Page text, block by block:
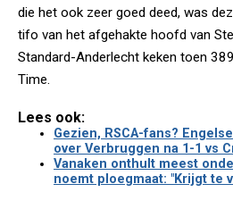
die het ook zeer goed deed, was
tifo van het afgehakte hoofd van
Standard-Anderlecht keken toen
Time.
Lees ook:
Gezien, RSCA-fans?
over Verbruggen na 1-1 vs
Vanaken onthult meest
noemt ploegmaat: "Krijgt te